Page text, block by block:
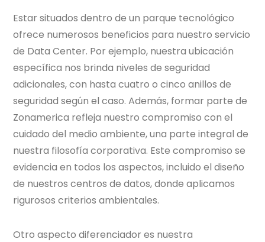
Estar situados dentro de un parque tecnológico
ofrece numerosos beneficios para nuestro servicio
de Data Center. Por ejemplo, nuestra ubicación
específica nos brinda niveles de seguridad
adicionales, con hasta cuatro o cinco anillos de
seguridad según el caso. Además, formar parte de
Zonamerica refleja nuestro compromiso con el
cuidado del medio ambiente, una parte integral de
nuestra filosofía corporativa. Este compromiso se
evidencia en todos los aspectos, incluido el diseño
de nuestros centros de datos, donde aplicamos
rigurosos criterios ambientales.
Otro aspecto diferenciador es nuestra